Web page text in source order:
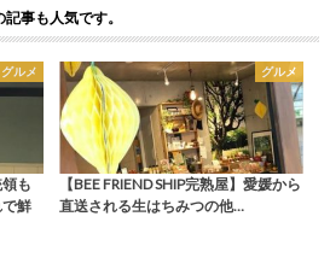
記事も人気です。
グルメ
も
鮮
グルメ
【BEE FRIEND SHIP完熟屋】愛媛から
直送される生はちみつの他…